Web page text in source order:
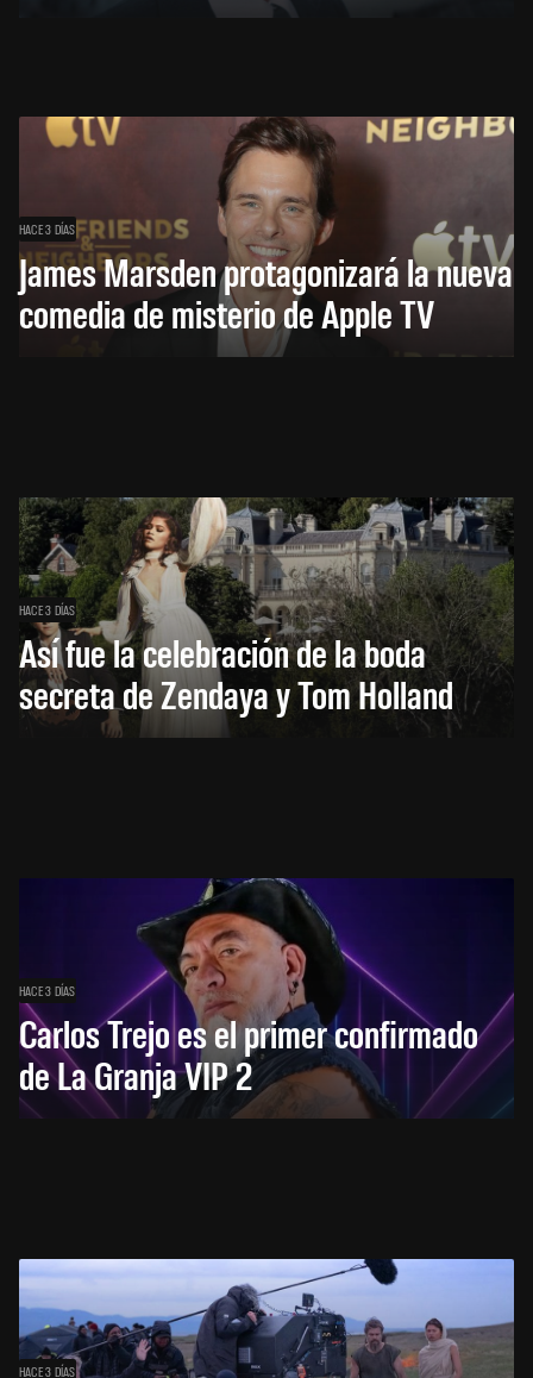
HACE 3 DÍAS
James Marsden protagonizará la nueva
comedia de misterio de Apple TV
HACE 3 DÍAS
Así fue la celebración de la boda
secreta de Zendaya y Tom Holland
HACE 3 DÍAS
Carlos Trejo es el primer confirmado
de La Granja VIP 2
HACE 3 DÍAS